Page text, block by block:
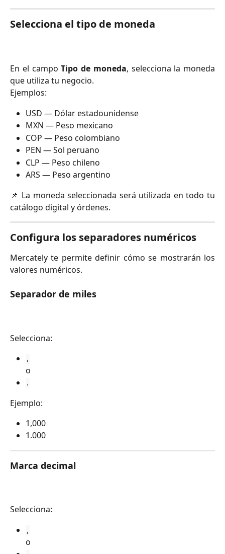
Selecciona el tipo de moneda
En el campoTipo de moneda, selecciona la moneda
que utiliza tu negocio.
Ejemplos:
USD — Dólar estadounidense
MXN — Peso mexicano
COP — Peso colombiano
PEN — Sol peruano
CLP — Peso chileno
ARS — Peso argentino
📌 La moneda seleccionada será utilizada en todo tu
catálogo digital y órdenes.
Configura los separadores numéricos
Mercately te permite definir cómo se mostrarán los
valores numéricos.
Separador de miles
Selecciona:
,
o
.
Ejemplo:
1,000
1.000
Marca decimal
Selecciona:
,
o